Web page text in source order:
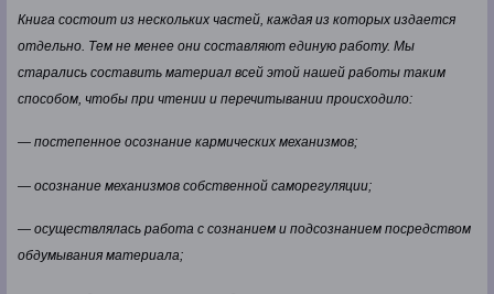
Книга состоит из нескольких частей, каждая из которых издается
отдельно. Тем не менее они составляют единую работу. Мы
старались составить материал всей этой нашей работы таким
способом, чтобы при чтении и перечитывании происходило:
— постепенное осознание кармических механизмов;
— осознание механизмов собственной саморегуляции;
— осуществлялась работа с сознанием и подсознанием посредством
обдумывания материала;